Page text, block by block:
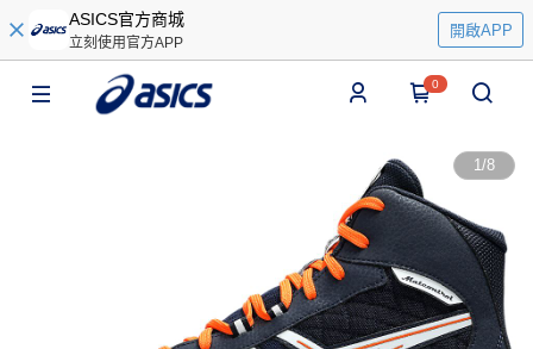
ASICS官方商城
立刻使用官方APP
開啟APP
0
1/8